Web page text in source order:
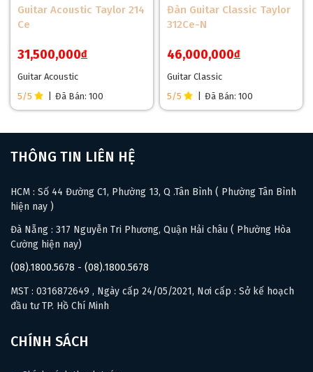
Đàn Cordoba GK Studio được gắn Bộ khoá đồng vô cùng đẹp,
giúp giữ dây tốt, đồng thời vặn rất êm tay. Lược ngựa của đàn
vô cùng mượt mà. Bên cạnh đó với việc lắp bộ dây Savarez
Guitar Acoustic Taylor 214
Ce
31,500,000đ
Guitar Acoustic
5/5
Đã Bán: 100
Đàn Guitar Classic Taylor
312Ce-N
46,000,000đ
Guitar Classic
5/5
Đã Bán: 100
THÔNG TIN LIÊN HỆ
HCM : Số 44 Đường C1, Phường 13, Q .Tân Bình ( Phường Tân Bình
hiện nay )
Đà Nẵng : 317 Nguyễn Tri Phương, Quận Hải châu ( Phường Hòa
Cường hiện nay)
(08).1800.5678 - (08).1800.5678
MST : 0316872649 , Ngày cấp 24/05/2021, Nơi cấp : Sở kế hoạch
đầu tư TP. Hồ Chí Minh
CHÍNH SÁCH